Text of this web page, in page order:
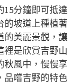
15分鐘即可抵達
的坡道上種植著
的美麗景觀，讓
裡是欣賞吉野山
秋風中，慢慢享
品嚐吉野的特色